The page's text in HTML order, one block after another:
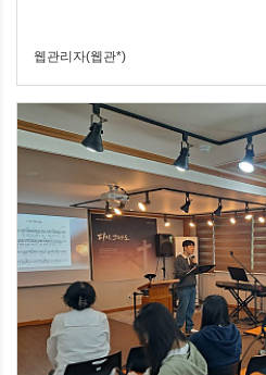
웹관리자(웹관*)